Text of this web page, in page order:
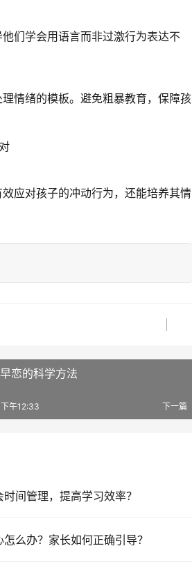
们学会用语言而非过激行为表达不
情绪的模板。避免粗暴教育，保障孩
应对孩子的冲动行为，还能培养其情
恋的科学方法
下一篇
午12:33
间管理，提高学习效率？
么办？家长如何正确引导？